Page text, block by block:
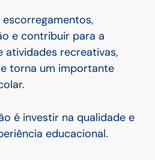
e contribuir para a
atividades recreativas,
torna um importante
é investir na qualidade e
educacional.